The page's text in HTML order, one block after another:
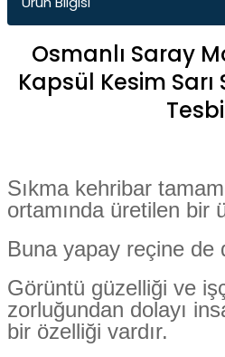
Osmanlı Saray
Kapsül Kesim
Sıkma kehribar
ortamında üretilen bir
Buna yapay reçine de
Görüntü güzelliği ve
zorluğundan dolayı
bir özelliği vardır.